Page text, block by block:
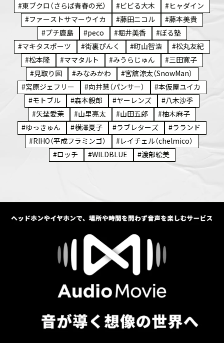
東ブクロ（さらば青春の光）
ビビる大木
ヒャダイン
ファーストサマーウイカ
藤田ニコル
藤本美貴
プチ鹿島
peco 堀井美香
ぼる塾
マキタスポーツ
街裏ぴんく 町山智浩
松丸友紀
松本隆
ママタルト みうらじゅん
三田寛子
見取り図
みなみかわ
宮舘涼太（SnowMan）
宮原ジェフリー
向井慧（パンサー）
本仮屋ユイカ
モトブル
森本毅郎 ヤーレンズ
八木沙季
矢埜愛茉
山里亮太 山田五郎
柚木麻子
ゆっきゅん
横澤夏子 ラブレターズ
ラランド
RIHO（平成フラミンゴ）
レイチェル（chelmico）
ロッチ
WILDBLUE 渡部絵美